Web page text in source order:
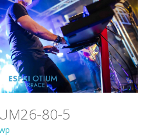
80-5